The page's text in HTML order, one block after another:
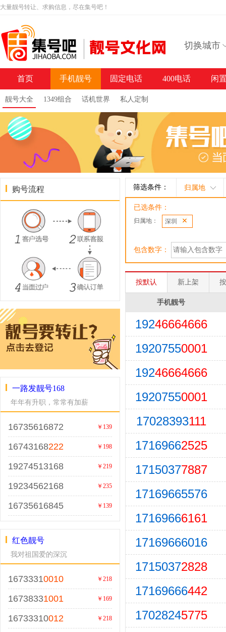
大量靓号转让、求购信息，尽在集号吧！
切换城市
首页 手机靓号
靓号大全 1349组合 话机世界 私人定制
固定电话 400电话 闲
购号流程
一路发靓号168
年年有升职，常常有加薪
16735616872 ￥139
16743168222 ￥198
19274513168 ￥219
19234562168 ￥235
16735616845 ￥139
红色靓号
我对祖国爱的深沉
16733310010 ￥218
16738331001 ￥169
16733310012 ￥218
筛选条件： 归属地
已选条件：
归属地： 深圳
包含数字：
按默认 新上架
手机靓号
19246664666
19207550001
19246664666
19207550001
17028393111
17169662525
17150377887
17169665576
17169666161
17169666016
17150372828
17169666442
17028245775